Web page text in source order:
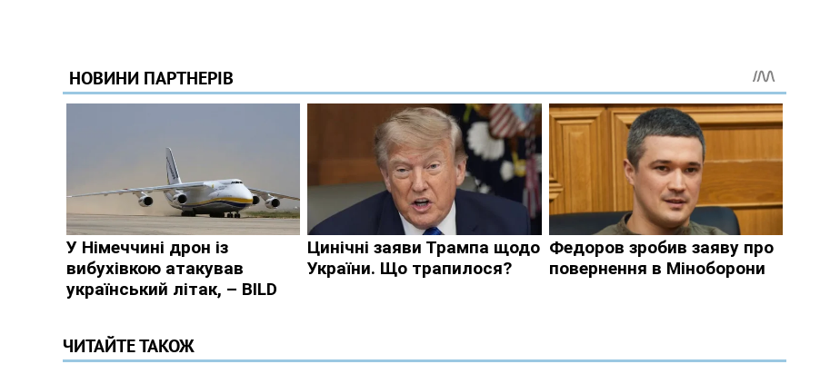
ЧИТАЙТЕ ТАКОЖ